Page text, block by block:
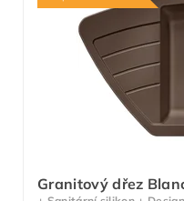
Granitový dřez